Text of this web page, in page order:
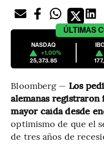
ÚLTIMAS
NASDAQ
+1.00%
25,373.85
Bloomberg — Los
alemanas registraron
mayor caída desde
optimismo de que el
de tres años de